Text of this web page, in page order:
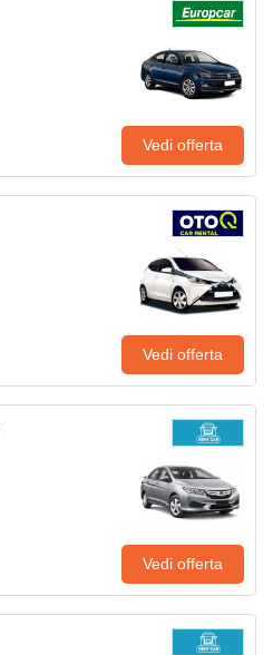
Vedi offerta
Vedi offerta
Vedi offerta